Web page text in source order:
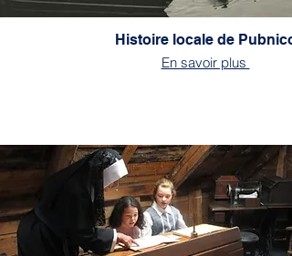
Histoire locale de Pubnico
En savoir plus